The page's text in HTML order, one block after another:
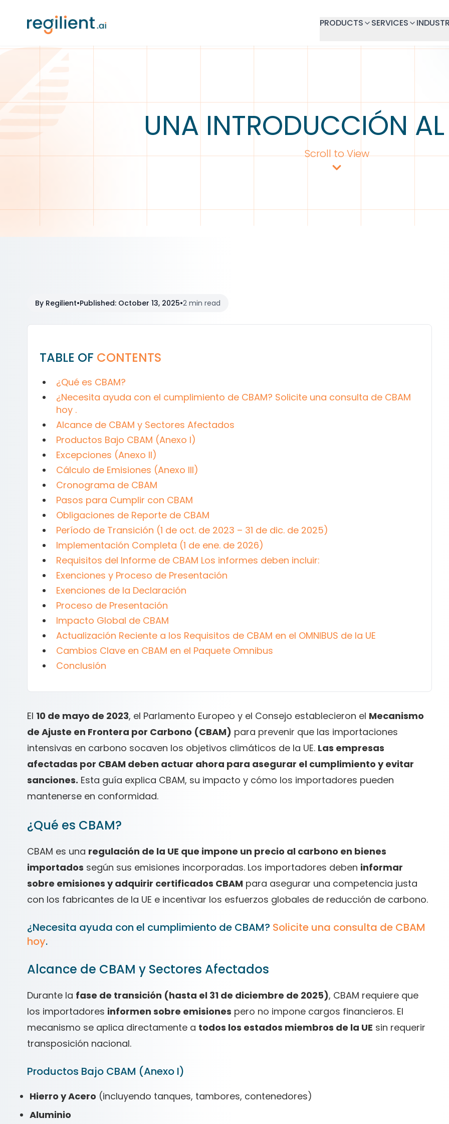
PRODUCTS SERVICES
UNA INTRODUCCIÓN
Scroll to View
By Regilient•Published: October 13, 2025•2 min read
TABLE OF CONTENTS
¿Qué es CBAM?
¿Necesita ayuda con el cumplimiento de CBAM? Solicite una consulta de CBAM
hoy .
Alcance de CBAM y Sectores Afectados
Productos Bajo CBAM (Anexo I)
Excepciones (Anexo II)
Cálculo de Emisiones (Anexo III)
Cronograma de CBAM
Pasos para Cumplir con CBAM
Obligaciones de Reporte de CBAM
Período de Transición (1 de oct. de 2023 – 31 de dic. de 2025)
Implementación Completa (1 de ene. de 2026)
Requisitos del Informe de CBAM Los informes deben incluir:
Exenciones y Proceso de Presentación
Exenciones de la Declaración
Proceso de Presentación
Impacto Global de CBAM
Actualización Reciente a los Requisitos de CBAM en el OMNIBUS de la UE
Cambios Clave en CBAM en el Paquete Omnibus
Conclusión
El 10 de mayo de 2023, el Parlamento Europeo y el Consejo establecieron el Mecanismo
de Ajuste en Frontera por Carbono (CBAM) para prevenir que las importaciones
intensivas en carbono socaven los objetivos climáticos de la UE. Las empresas
afectadas por CBAM deben actuar ahora para asegurar el cumplimiento y evitar
sanciones. Esta guía explica CBAM, su impacto y cómo los importadores pueden
mantenerse en conformidad.
¿Qué es CBAM?
CBAM es una regulación de la UE que impone un precio al carbono en bienes
importados según sus emisiones incorporadas. Los importadores deben informar
sobre emisiones y adquirir certificados CBAM para asegurar una competencia justa
con los fabricantes de la UE e incentivar los esfuerzos globales de reducción de carbono.
¿Necesita ayuda con el cumplimiento de CBAM? Solicite una consulta de CBAM
hoy.
Alcance de CBAM y Sectores Afectados
Durante la fase de transición (hasta el 31 de diciembre de 2025), CBAM requiere que
los importadores informen sobre emisiones pero no impone cargos financieros. El
mecanismo se aplica directamente a todos los estados miembros de la UE sin requerir
transposición nacional.
Productos Bajo CBAM (Anexo I)
Hierro y Acero (incluyendo tanques, tambores, contenedores)
Aluminio